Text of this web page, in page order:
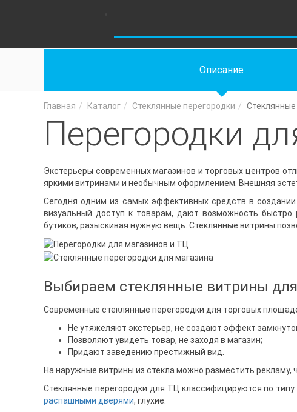
РАБОТЫ
КОНТАКТЫ
Описание
Главная Каталог Стеклянные перегородки
Перегородки
Экстерьеры современных магазинов и торговых центров
яркими витринами и необычным оформлением. Внешняя
Сегодня одним из самых эффективных средств в
визуальный доступ к товарам, дают возможность быстро
бутиков, разыскивая нужную вещь. Стеклянные витрины
Выбираем стеклянные витрины
Современные стеклянные перегородки для торговых
Не утяжеляют экстерьер, не создают эффект
Позволяют увидеть товар, не заходя в магазин;
Придают заведению престижный вид.
На наружные витрины из стекла можно разместить рекламу,
Стеклянные перегородки для ТЦ классифицируются по
распашными дверями, глухие.